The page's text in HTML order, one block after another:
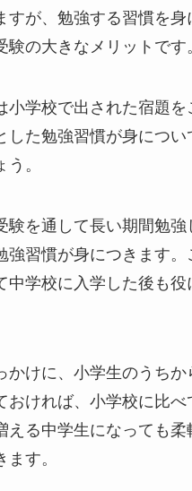
すが、勉強する習慣を身
験の大きなメリットです
小学校で出された宿題を
した勉強習慣が身につい
。
験を通して長い期間勉強
強習慣が身につきます。
中学校に入学した後も役
かけに、小学生のうちか
おければ、小学校に比べ
える中学生になっても柔
す。